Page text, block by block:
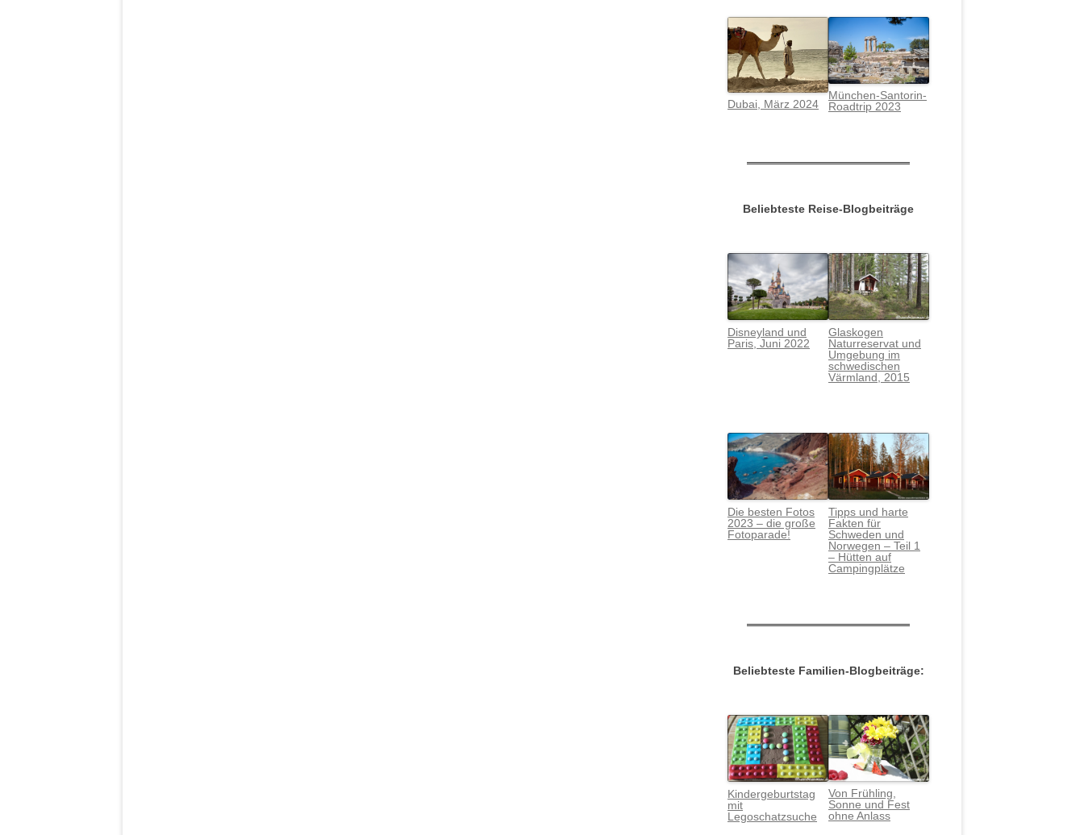
Dubai, März 2024
München-Santorin-
Roadtrip 2023
Beliebteste Reise-Blogbeiträge
Disneyland und
Paris, Juni 2022
Glaskogen
Naturreservat und
Umgebung im
schwedischen
Värmland, 2015
Die besten Fotos
2023 – die große
Fotoparade!
Tipps und harte
Fakten für
Schweden und
Norwegen – Teil 1
– Hütten auf
Campingplätze
Beliebteste Familien-Blogbeiträge:
Kindergeburtstag
mit
Legoschatzsuche
Von Frühling,
Sonne und Fest
ohne Anlass